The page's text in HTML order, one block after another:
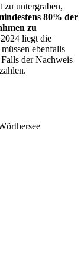
untergraben,
80% der
zu
liegt die
ebenfalls
der Nachweis